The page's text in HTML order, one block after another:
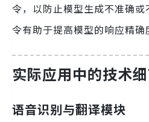
令，以防止模型生成不准确
令有助于提高模型的响应精确
实际应用中的技术
语音识别与翻译模块